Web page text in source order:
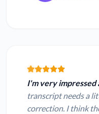
I'm very impressed
transcript needs a
correction. I think